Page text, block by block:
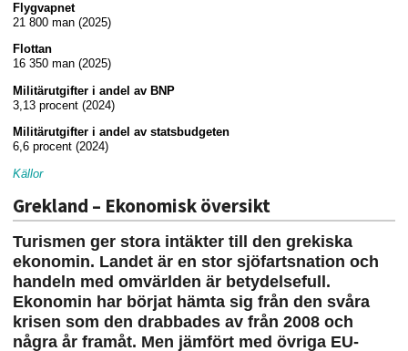
Flygvapnet
21 800 man (2025)
Flottan
16 350 man (2025)
Militärutgifter i andel av BNP
3,13 procent (2024)
Militärutgifter i andel av statsbudgeten
6,6 procent (2024)
Källor
Grekland – Ekonomisk översikt
Turismen ger stora intäkter till den grekiska
ekonomin. Landet är en stor sjöfartsnation och
handeln med omvärlden är betydelsefull.
Ekonomin har börjat hämta sig från den svåra
krisen som den drabbades av från 2008 och
några år framåt. Men jämfört med övriga EU-